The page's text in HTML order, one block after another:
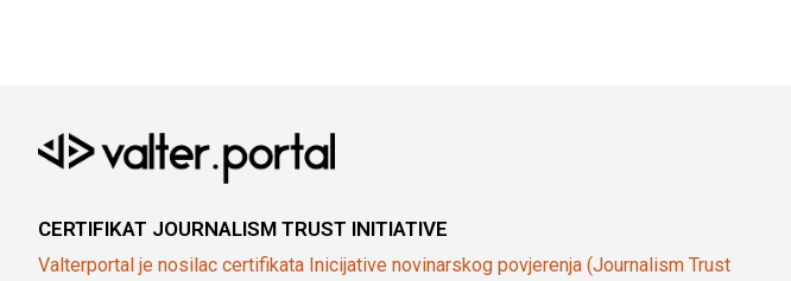
CERTIFIKAT JOURNALISM TRUST INITIATIVE
Valterportal je nosilac certifikata Inicijative novinarskog povjerenja (Journalism Trust